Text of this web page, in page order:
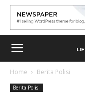
Home Berita Polisi
Berita Polisi